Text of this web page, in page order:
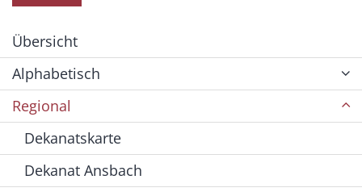
Übersicht
Alphabetisch
Regional
Dekanatskarte
Dekanat Ansbach